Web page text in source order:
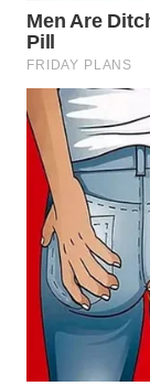
WN
KUNINGAN
WN
MAJALENGKA
WN
SUBANG
WN
SUKABUMI
WN
PURWAKARTA